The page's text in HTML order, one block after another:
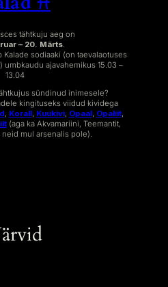
tähtkuju aeg on
– 20. Märts.
Kalade sodiaaki (on taevalaotuses
ajavahemikus 15.03 –
13.04
sündinud inimesele?
kingituseks viidud kividega
, Korall, Kuukivi, Opaal, Opaliit,
(aga ka Akvamariini, Teemantit,
neid mul arsenalis pole).